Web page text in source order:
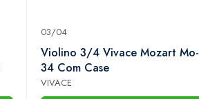
03/04
Violino 3/4 Vivace Mozart Mo-
34 Com Case
VIVACE